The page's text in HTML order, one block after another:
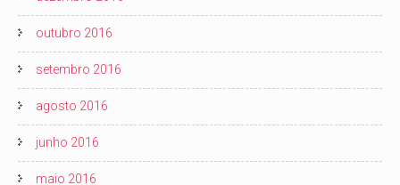
outubro 2016
setembro 2016
agosto 2016
junho 2016
maio 2016